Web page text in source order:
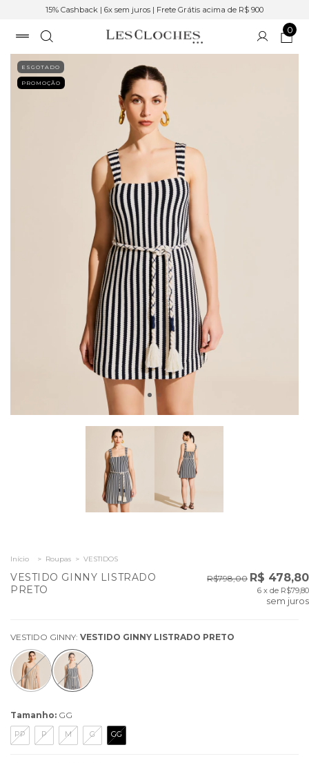
15% Cashback | 6x sem juros | Frete Grátis acima de R$ 900
0
ESGOTADO
PROMOÇÃO
Início > Roupas > VESTIDOS
VESTIDO GINNY LISTRADO
PRETO
R$798,00 R$ 478,80
6 x de R$79,80
sem juros
VESTIDO GINNY: VESTIDO GINNY LISTRADO PRETO
Tamanho: GG
PP P M G GG